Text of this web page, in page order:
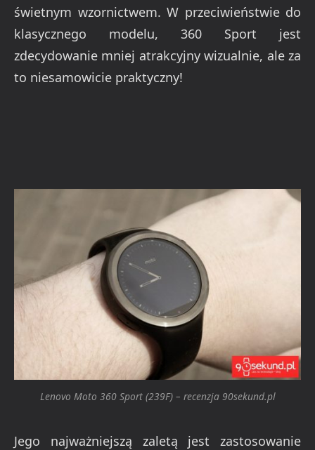
świetnym wzornictwem. W przeciwieństwie do
klasycznego modelu, 360 Sport jest
zdecydowanie mniej atrakcyjny wizualnie, ale za
to niesamowicie praktyczny!
Lenovo Moto 360 Sport (239F) – recenzja 90sekund.pl
Jego najważniejszą zaletą jest zastosowanie